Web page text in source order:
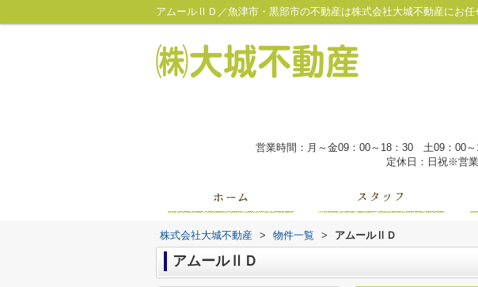
アムールⅡＤ／魚津市・黒部市の不動産は株式会社大城不動産にお任
営業時間：月～金09：00～18：30 土09：00
定休日：日祝※営
株式会社大城不動産 > 物件一覧 > アムールⅡＤ
アムールⅡＤ